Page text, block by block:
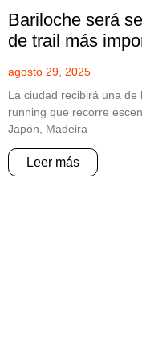
Bariloche será
de trail más
agosto 29, 2025
La ciudad recibirá una
running que recorre
Japón, Madeira
Leer más